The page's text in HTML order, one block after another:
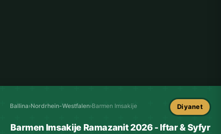
Ballina›Nordrhein-Westfalen›Barmen Imsakije Diyanet
Barmen Imsakije Ramazanit 2026 - Iftar & Syfyr